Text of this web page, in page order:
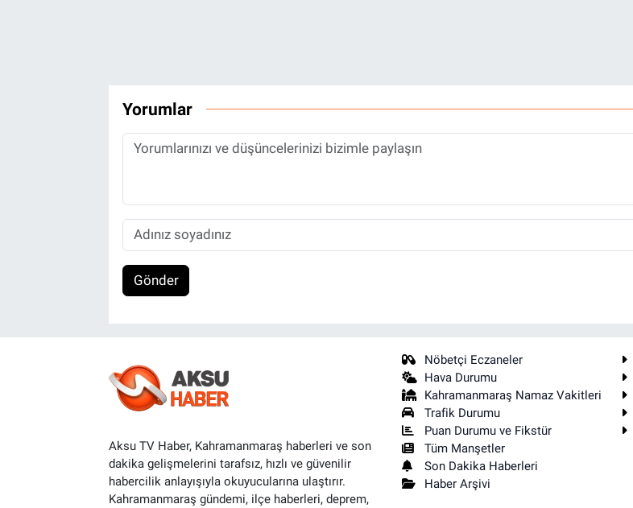
Yorumlar
Gönder
Aksu TV Haber, Kahramanmaraş haberleri ve son
dakika gelişmelerini tarafsız, hızlı ve güvenilir
habercilik anlayışıyla okuyucularına ulaştırır.
Kahramanmaraş gündemi, ilçe haberleri, deprem,
Nöbetçi Eczaneler
Hava Durumu
Kahramanmaraş Namaz Vakitleri
Trafik Durumu
Puan Durumu ve Fikstür
Tüm Manşetler
Son Dakika Haberleri
Haber Arşivi